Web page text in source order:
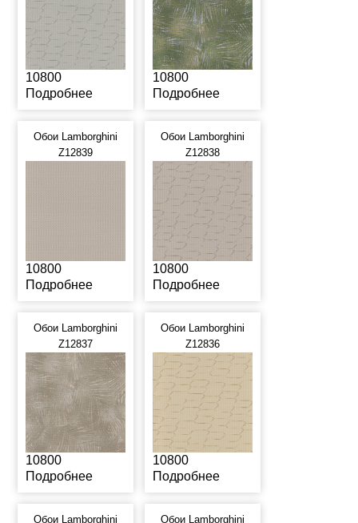
10800
Подробнее
10800
Подробнее
Обои Lamborghini
Z12839
10800
Подробнее
Обои Lamborghini
Z12838
10800
Подробнее
Обои Lamborghini
Z12837
10800
Подробнее
Обои Lamborghini
Z12836
10800
Подробнее
Обои Lamborghini
Обои Lamborghini